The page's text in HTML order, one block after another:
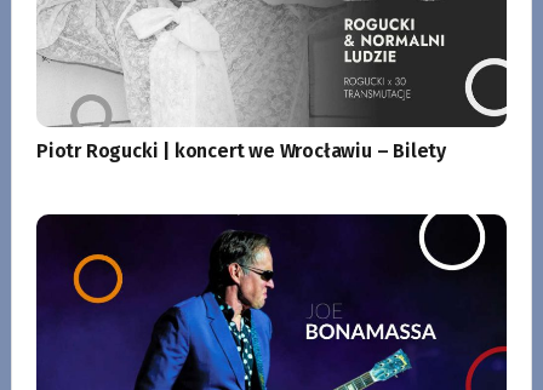
Piotr Rogucki | koncert we Wrocławiu – Bilety